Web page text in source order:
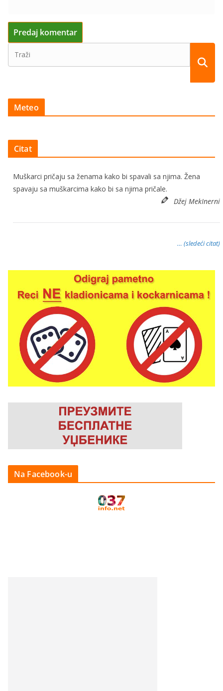
Meteo
Citat
Muškarci pričaju sa ženama kako bi spavali sa njima. Žena
spavaju sa muškarcima kako bi sa njima pričale.
Džej MekInerni
… (sledeći citat)
Na Facebook-u